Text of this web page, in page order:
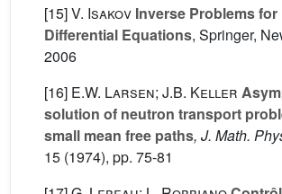
[15]V. Isakov Inverse Problems for
Differential Equations, Springer,
2006
[16] E.W. Larsen; J.B. Keller
solution of neutron transport
small mean free paths, J. Math.
15 (1974), pp. 75-81